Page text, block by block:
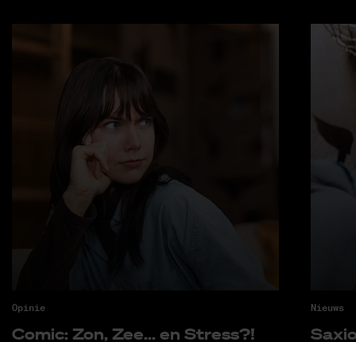
Opinie
Co­mic: Zon, Zee... en Stress?!
Nieuws